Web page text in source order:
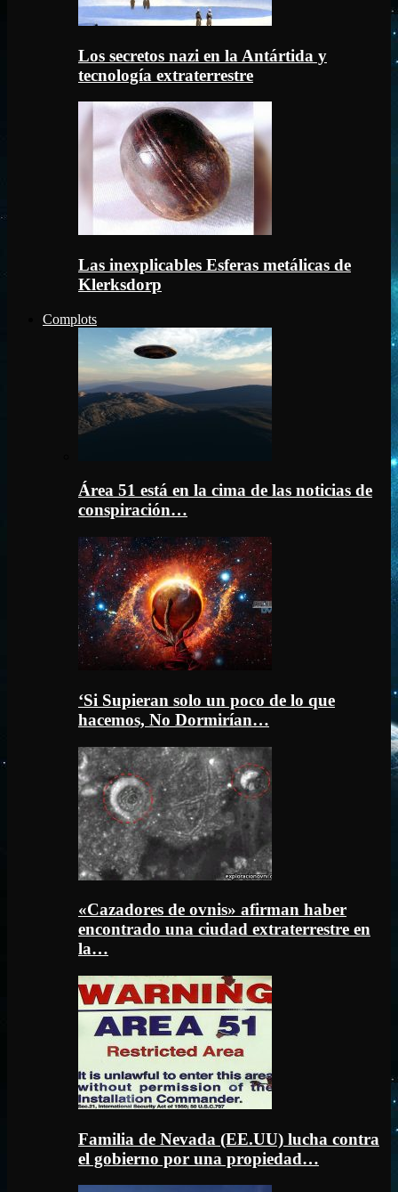
Los secretos nazi en la Antártida y
tecnología extraterrestre
Las inexplicables Esferas metálicas de
Klerksdorp
Complots
Área 51 está en la cima de las noticias de
conspiración…
‘Si Supieran solo un poco de lo que
hacemos, No Dormirían…
«Cazadores de ovnis» afirman haber
encontrado una ciudad extraterrestre en
la…
Familia de Nevada (EE.UU) lucha contra
el gobierno por una propiedad…